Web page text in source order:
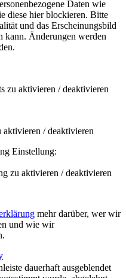
Daten wie
diese hier blockieren. Bitte
und das Erscheinungsbild
kann. Änderungen werden
zu aktivieren / deaktivieren
/ deaktivieren
Einstellung:
zu aktivieren / deaktivieren
mehr darüber, wer wir
und wie wir
dauerhaft ausgeblendet